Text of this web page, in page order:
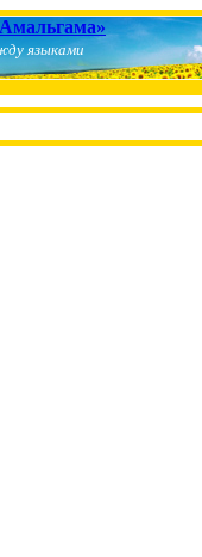
языками